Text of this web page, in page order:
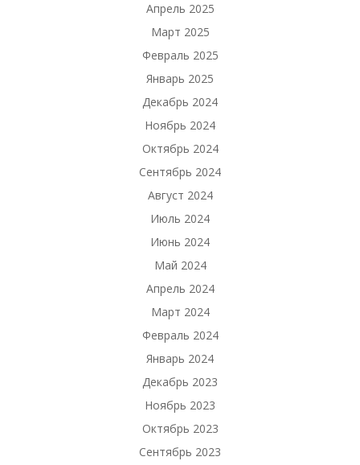
Апрель 2025
Март 2025
Февраль 2025
Январь 2025
Декабрь 2024
Ноябрь 2024
Октябрь 2024
Сентябрь 2024
Август 2024
Июль 2024
Июнь 2024
Май 2024
Апрель 2024
Март 2024
Февраль 2024
Январь 2024
Декабрь 2023
Ноябрь 2023
Октябрь 2023
Сентябрь 2023